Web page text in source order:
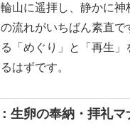
山に遥拝し、静かに
流れがいちばん素直で
「めぐり」と「再生」
はずです。
生卵の奉納・拝礼マ